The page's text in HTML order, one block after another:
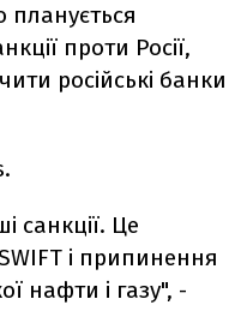
планується
проти Росії,
російські банки
санкції. Це
і припинення
нафти і газу", -